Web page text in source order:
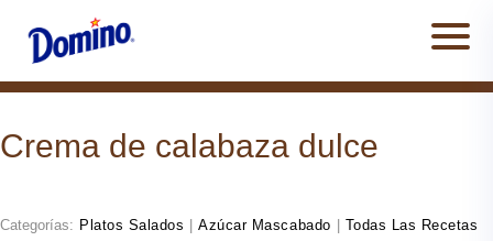
Crema de calabaza dulce
Categorías: Platos Salados Azúcar Mascabado Todas Las Recetas